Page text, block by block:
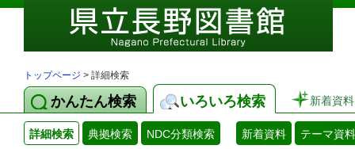
トップページ > 詳細検索
かんたん検索 いろいろ検索 新着資料
詳細検索 典拠検索 NDC分類検索 新着資料 テーマ資料